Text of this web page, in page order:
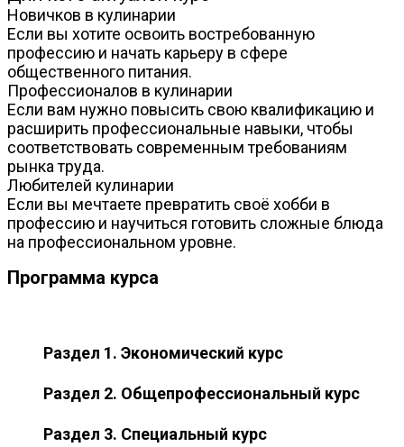
Новичков в кулинарии
Если вы хотите освоить востребованную
профессию и начать карьеру в сфере
общественного питания.
Профессионалов в кулинарии
Если вам нужно повысить свою квалификацию и
расширить профессиональные навыки, чтобы
соответствовать современным требованиям
рынка труда.
Любителей кулинарии
Если вы мечтаете превратить своё хобби в
профессию и научиться готовить сложные блюда
на профессиональном уровне.
Программа курса
Раздел 1. Экономический курс
Раздел 2. Общепрофессиональный курс
Раздел 3. Специальный курс